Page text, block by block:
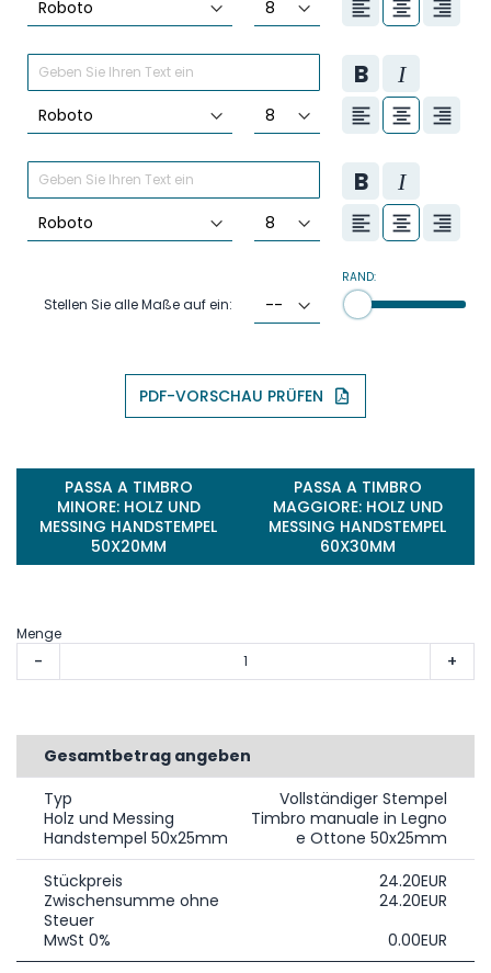
Stellen Sie alle Maße auf ein:
RAND:
PDF-VORSCHAU PRÜFEN
PASSA A TIMBRO
MINORE: HOLZ UND
MESSING HANDSTEMPEL
50X20MM
PASSA A TIMBRO
MAGGIORE: HOLZ UND
MESSING HANDSTEMPEL
60X30MM
Menge
- +
Gesamtbetrag angeben
Typ
Vollständiger Stempel
Holz und Messing
Handstempel 50x25mm
Timbro manuale in Legno
e Ottone 50x25mm
Stückpreis
24.20EUR
Zwischensumme ohne
Steuer
24.20EUR
MwSt 0%
0.00EUR